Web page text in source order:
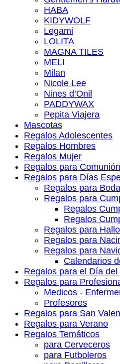
HABA
KIDYWOLF
Legami
LOLITA
MAGNA TILES
MELI
Milan
Nicole Lee
Nines d’Onil
PADDYWAX
Pepita Viajera
Mascotas
Regalos Adolescentes
Regalos Hombres
Regalos Mujer
Regalos para Comunión
Regalos para Días
Regalos para
Regalos para
Regalos
Regalos
Regalos para
Regalos para
Regalos para
Calendarios
Regalos para el Día del
Regalos para
Medicos -
Profesores
Regalos para San
Regalos para Verano
Regalos Temáticos
para Cerveceros
para Futboleros